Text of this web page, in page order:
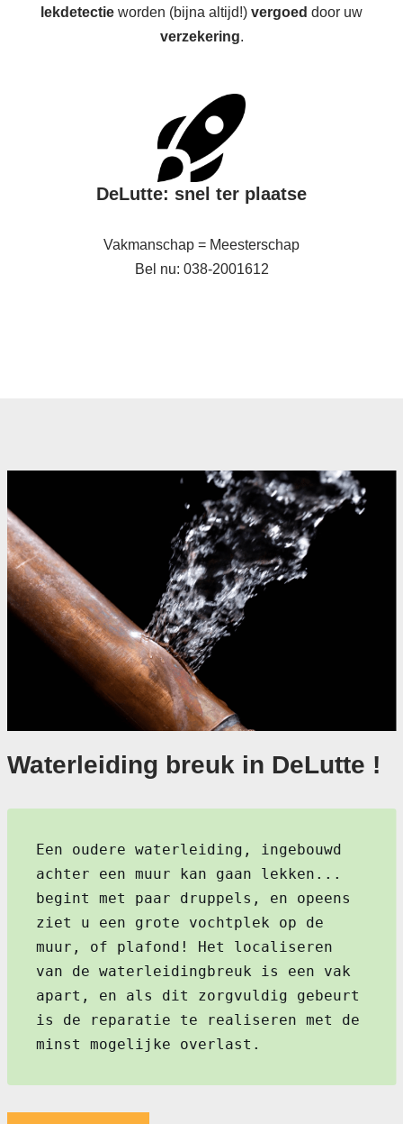
lekdetectie worden (bijna altijd!) vergoed door uw
verzekering.
DeLutte: snel ter plaatse
Vakmanschap = Meesterschap
Bel nu: 038-2001612
Waterleiding breuk in DeLutte !
Een oudere waterleiding, ingebouwd
achter een muur kan gaan lekken...
begint met paar druppels, en opeens
ziet u een grote vochtplek op de
muur, of plafond! Het localiseren
van de waterleidingbreuk is een vak
apart, en als dit zorgvuldig gebeurt
is de reparatie te realiseren met de
minst mogelijke overlast.